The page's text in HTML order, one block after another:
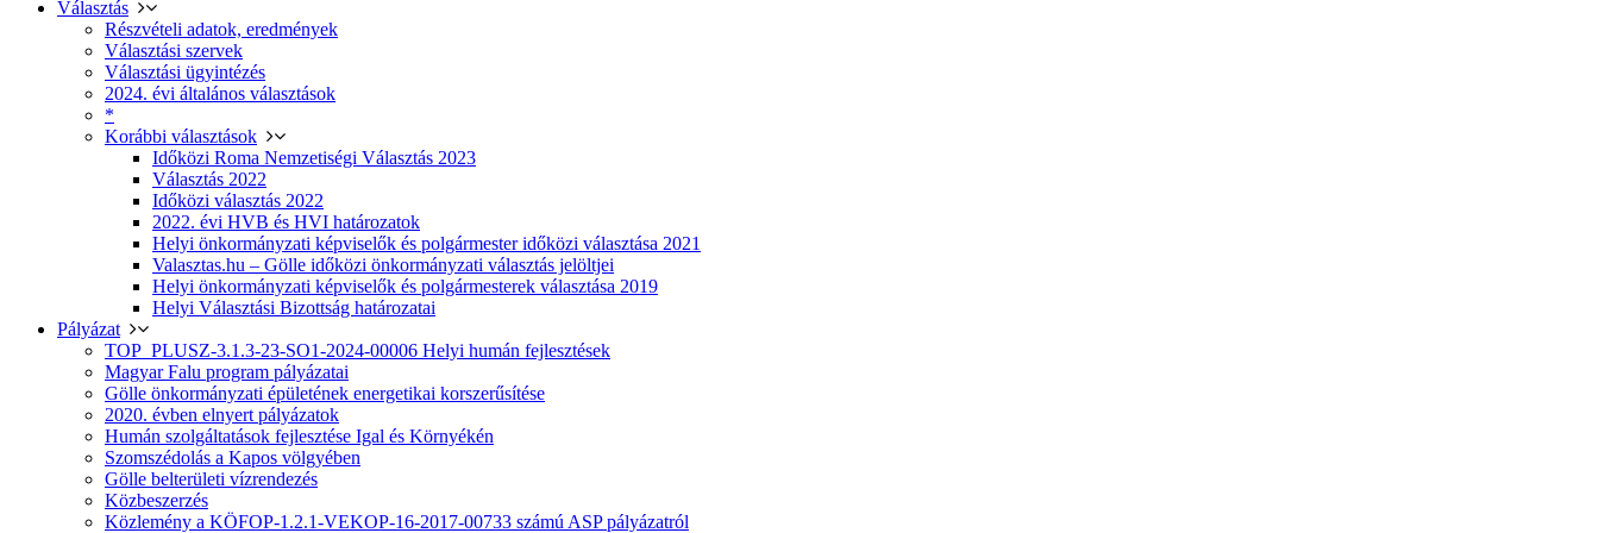
Választás
Részvételi adatok, eredmények
Választási szervek
Választási ügyintézés
2024. évi általános választások
*
Korábbi választások
Időközi Roma Nemzetiségi Választás 2023
Választás 2022
Időközi választás 2022
2022. évi HVB és HVI határozatok
Helyi önkormányzati képviselők és polgármester időközi választása 2021
Valasztas.hu – Gölle időközi önkormányzati választás jelöltjei
Helyi önkormányzati képviselők és polgármesterek választása 2019
Helyi Választási Bizottság határozatai
Pályázat
TOP_PLUSZ-3.1.3-23-SO1-2024-00006 Helyi humán fejlesztések
Magyar Falu program pályázatai
Gölle önkormányzati épületének energetikai korszerűsítése
2020. évben elnyert pályázatok
Humán szolgáltatások fejlesztése Igal és Környékén
Szomszédolás a Kapos völgyében
Gölle belterületi vízrendezés
Közbeszerzés
Közlemény a KÖFOP-1.2.1-VEKOP-16-2017-00733 számú ASP pályázatról